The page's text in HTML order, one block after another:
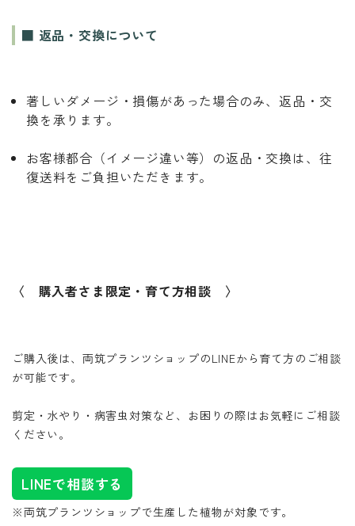
■ 返品・交換について
著しいダメージ・損傷があった場合のみ、返品・交
換を承ります。
お客様都合（イメージ違い等）の返品・交換は、往
復送料をご負担いただきます。
〈 購入者さま限定・育て方相談 〉
ご購入後は、両筑プランツショップのLINEから育て方のご相談
が可能です。
剪定・水やり・病害虫対策など、お困りの際はお気軽にご相談
ください。
LINEで相談する
※両筑プランツショップで生産した植物が対象です。